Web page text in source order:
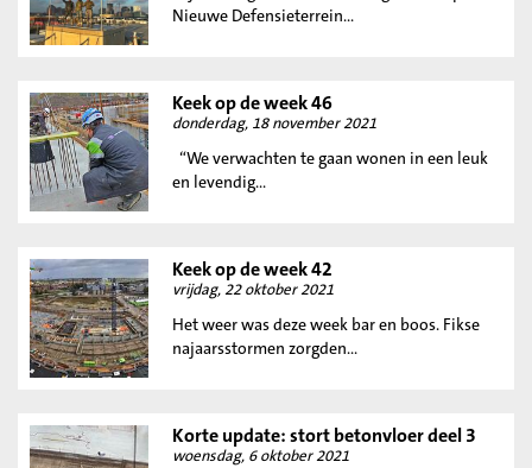
Nieuwe Defensieterrein...
Keek op de week 46
donderdag, 18 november 2021
“We verwachten te gaan wonen in een leuk
en levendig...
Keek op de week 42
vrijdag, 22 oktober 2021
Het weer was deze week bar en boos. Fikse
najaarsstormen zorgden...
Korte update: stort betonvloer deel 3
woensdag, 6 oktober 2021